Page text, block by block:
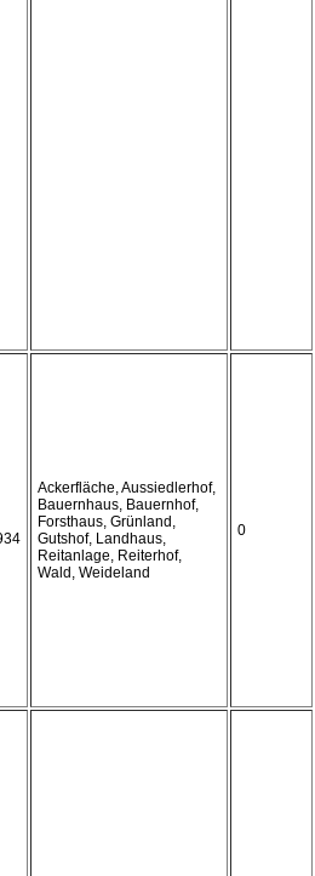
Ackerfläche, Aussiedlerhof,
Bauernhaus, Bauernhof,
Forsthaus, Grünland,
Gutshof, Landhaus,
Reitanlage, Reiterhof,
Wald, Weideland
0